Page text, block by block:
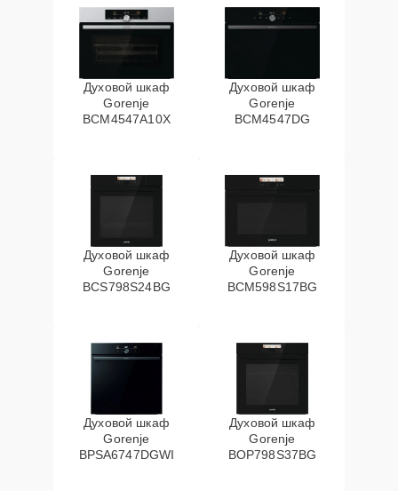
Духовой шкаф
Gorenje
BCM4547A10X
Духовой шкаф
Gorenje
BCM4547DG
Духовой шкаф
Gorenje
BCS798S24BG
Духовой шкаф
Gorenje
BCM598S17BG
Духовой шкаф
Gorenje
BPSA6747DGWI
Духовой шкаф
Gorenje
BOP798S37BG